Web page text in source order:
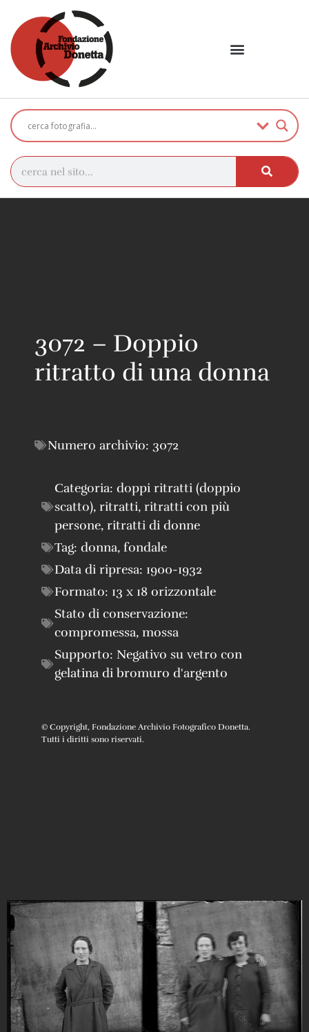
3072 – Doppio
ritratto di una donna
Numero archivio: 3072
Categoria: doppi ritratti (doppio
scatto), ritratti, ritratti con più
persone, ritratti di donne
Tag: donna, fondale
Data di ripresa: 1900-1932
Formato: 13 x 18 orizzontale
Stato di conservazione:
compromessa, mossa
Supporto: Negativo su vetro con
gelatina di bromuro d'argento
© Copyright, Fondazione Archivio Fotografico Donetta.
Tutti i diritti sono riservati.